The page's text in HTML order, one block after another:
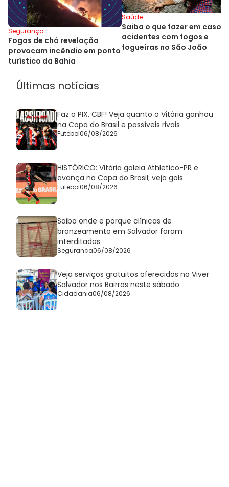
Segurança
Fogos de chá revelação
provocam incêndio em ponto
turístico da Bahia
Saúde
Saiba o que fazer em caso
acidentes com fogos e
fogueiras no São João
Últimas notícias
Faz o PIX, CBF! Veja quanto o Vitória ganhou
na Copa do Brasil e possíveis rivais
Futebol06/08/2026
HISTÓRICO: Vitória goleia Athletico-PR e
avança na Copa do Brasil; veja gols
Futebol06/08/2026
Saiba onde e porque clínicas de
bronzeamento em Salvador foram
interditadas
Segurança06/08/2026
Veja serviços gratuitos oferecidos no Viver
Salvador nos Bairros neste sábado
Cidadania06/08/2026